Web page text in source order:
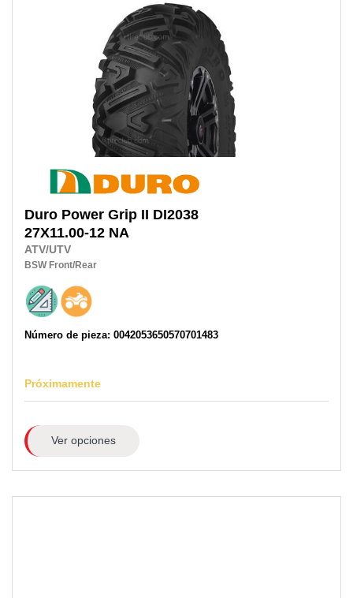
Duro Power Grip II DI2038
27X11.00-12 NA
ATV/UTV
BSW Front/Rear
Número de pieza: 0042053650570701483
Próximamente
Ver opciones